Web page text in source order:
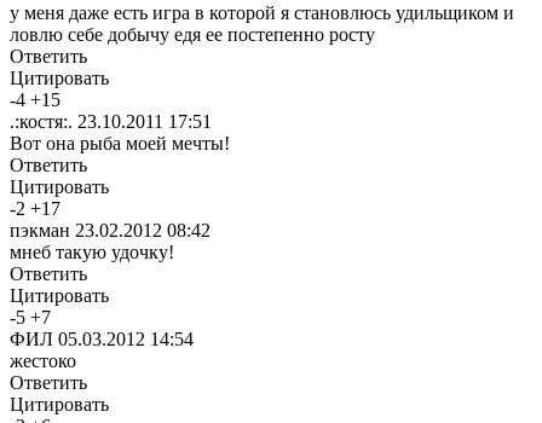
у меня даже есть игра в которой я становлюсь удильщиком и
ловлю себе добычу едя ее постепенно росту
Ответить
Цитировать
-4 +15
.:костя:. 23.10.2011 17:51
Вот она рыба моей мечты!
Ответить
Цитировать
-2 +17
пэкман 23.02.2012 08:42
мнеб такую удочку!
Ответить
Цитировать
-5 +7
ФИЛ 05.03.2012 14:54
жестоко
Ответить
Цитировать